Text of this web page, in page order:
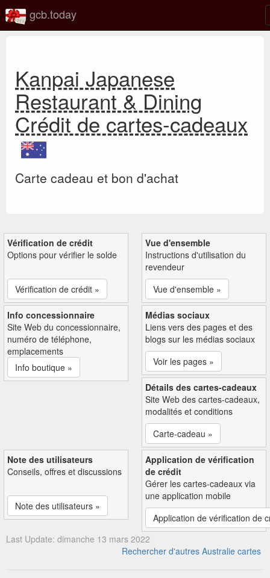
gcb.today
Kanpai Japanese
Restaurant & Dining
Crédit de cartes-cadeaux
Carte cadeau et bon d'achat
Vérification de crédit
Options pour vérifier le solde
Vérification de crédit »
Vue d'ensemble
Instructions d'utilisation du
revendeur
Vue d'ensemble »
Info concessionnaire
Site Web du concessionnaire,
numéro de téléphone,
emplacements
Info boutique »
Médias sociaux
Liens vers des pages et des
blogs sur les médias sociaux
Voir les pages »
Détails des cartes-cadeaux
Site Web des cartes-cadeaux,
modalités et conditions
Carte-cadeau »
Note des utilisateurs
Conseils, offres et discussions
Note des utilisateurs »
Application de vérification
de crédit
Gérer les cartes-cadeaux via
une application mobile
Application de vérification de
Last Update: dimanche 13 mars 2022
Rechercher d'autres Australie cartes